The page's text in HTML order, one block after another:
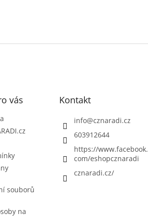
vás
souborů
na
Kontakt
info@cznaradi.cz
603912644
https://www.facebook.
com/eshopcznaradi
cznaradi.cz/